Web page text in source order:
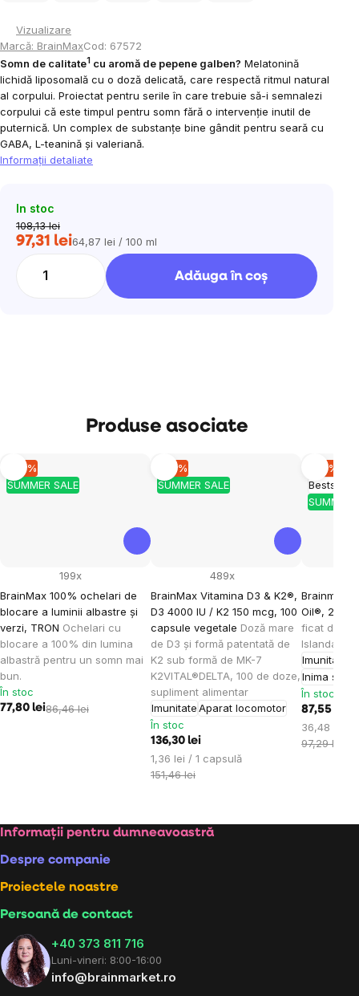
Vizualizare
Marcă: BrainMaxCod: 67572
Somn de calitate1 cu aromă de pepene galben? Melatonină
lichidă liposomală cu o doză delicată, care respectă ritmul natural
al corpului. Proiectat pentru serile în care trebuie să-i semnalezi
corpului că este timpul pentru somn fără o intervenție inutil de
puternică. Un complex de substanțe bine gândit pentru seară cu
GABA, L-teanină și valeriană.
Informaţii detaliate
In stoc
108,13 lei
97,31 leiEvaluare
64,87 lei / 100 ml
Adăuga în coş
Produse asociate
SUMMER SALE
–10 %
BrainMax 100% ochelari de
blocare a luminii albastre și
verzi, TRON Ochelari cu
blocare a 100% din lumina
albastră pentru un somn mai
bun.
199x
În stoc
77,80 lei86,46 lei
SUMMER SALE
–10 %
BrainMax Vitamina D3 & K2®,
D3 4000 IU / K2 150 mcg, 100
capsule vegetale Doză mare
de D3 și formă patentată de
K2 sub formă de MK-7
K2VITAL®DELTA, 100 de doze,
supliment alimentar
ImunitateAparat locomotor
489x
În stoc
136,30 lei
Evaluare
preţ:
1,36 lei / 1 capsulă
151,46 lei
Bestseller
SUMMER
–10 %
Brainmax
Oil®, 240
ficat de
Islanda,
Imunitate
Inima și
În stoc
87,55 lei
Evaluare
preţ:
36,48 lei /
97,29 lei
Subsol
Informații pentru dumneavoastră
Despre companie
Proiectele noastre
Persoană de contact
+40 373 811 716
Luni-vineri: 8:00-16:00
info@brainmarket.ro